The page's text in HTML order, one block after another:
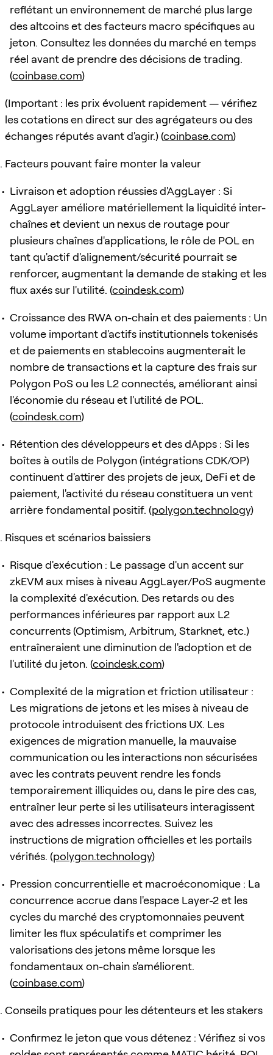
reflétant un environnement de marché plus large
des altcoins et des facteurs macro spécifiques au
jeton. Consultez les données du marché en temps
réel avant de prendre des décisions de trading.
(coinbase.com)
(Important : les prix évoluent rapidement — vérifiez
les cotations en direct sur des agrégateurs ou des
échanges réputés avant d'agir.) (coinbase.com)
Facteurs pouvant faire monter la valeur
Livraison et adoption réussies d'AggLayer : Si
AggLayer améliore matériellement la liquidité inter-
chaînes et devient un nexus de routage pour
plusieurs chaînes d'applications, le rôle de POL en
tant qu'actif d'alignement/sécurité pourrait se
renforcer, augmentant la demande de staking et les
flux axés sur l'utilité. (coindesk.com)
Croissance des RWA on-chain et des paiements : Un
volume important d'actifs institutionnels tokenisés
et de paiements en stablecoins augmenterait le
nombre de transactions et la capture des frais sur
Polygon PoS ou les L2 connectés, améliorant ainsi
l'économie du réseau et l'utilité de POL.
(coindesk.com)
Rétention des développeurs et des dApps : Si les
boîtes à outils de Polygon (intégrations CDK/OP)
continuent d'attirer des projets de jeux, DeFi et de
paiement, l'activité du réseau constituera un vent
arrière fondamental positif. (polygon.technology)
Risques et scénarios baissiers
Risque d'exécution : Le passage d'un accent sur
zkEVM aux mises à niveau AggLayer/PoS augmente
la complexité d'exécution. Des retards ou des
performances inférieures par rapport aux L2
concurrents (Optimism, Arbitrum, Starknet, etc.)
entraîneraient une diminution de l'adoption et de
l'utilité du jeton. (coindesk.com)
Complexité de la migration et friction utilisateur :
Les migrations de jetons et les mises à niveau de
protocole introduisent des frictions UX. Les
exigences de migration manuelle, la mauvaise
communication ou les interactions non sécurisées
avec les contrats peuvent rendre les fonds
temporairement illiquides ou, dans le pire des cas,
entraîner leur perte si les utilisateurs interagissent
avec des adresses incorrectes. Suivez les
instructions de migration officielles et les portails
vérifiés. (polygon.technology)
Pression concurrentielle et macroéconomique : La
concurrence accrue dans l'espace Layer-2 et les
cycles du marché des cryptomonnaies peuvent
limiter les flux spéculatifs et comprimer les
valorisations des jetons même lorsque les
fondamentaux on-chain s'améliorent.
(coinbase.com)
Conseils pratiques pour les détenteurs et les stakers
Confirmez le jeton que vous détenez : Vérifiez si vos